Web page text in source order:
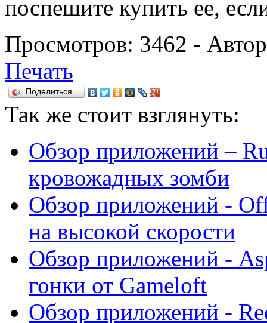
поспешите купить ее,
Просмотров: 3462 -
Печать
Поделиться…
Так же стоит взглянуть:
Обзор приложений –
кровожадных зомби
Обзор приложений -
на высокой скорости
Обзор приложений -
гонки от Gameloft
Обзор приложений -